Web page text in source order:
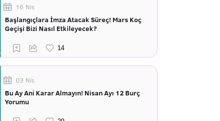
16 Nis
Başlangıçlara İmza Atacak Süreç! Mars Koç
Geçişi Bizi Nasıl Etkileyecek?
03 Nis
Bu Ay Ani Karar Almayın! Nisan Ayı 12 Burç
Yorumu